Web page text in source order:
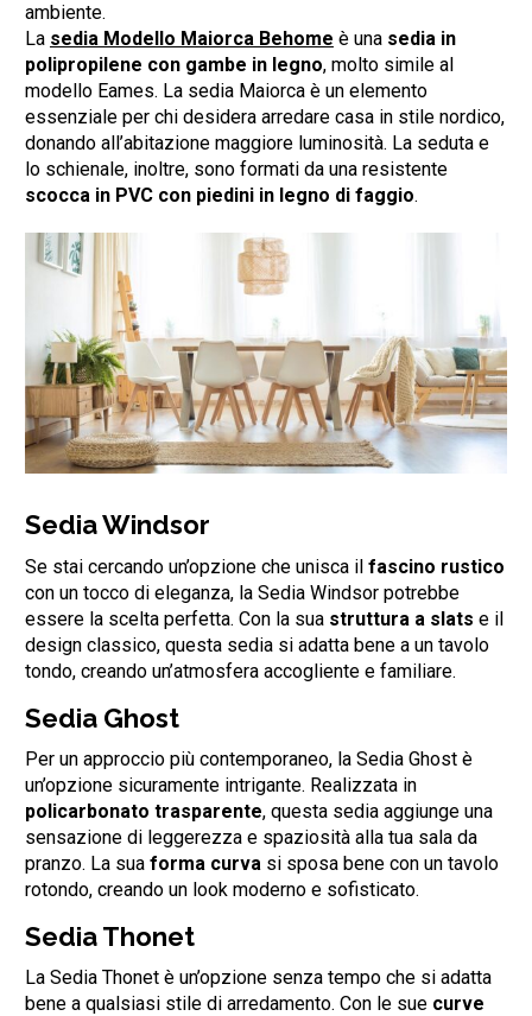
ambiente.
La sedia Modello Maiorca Behome è una sedia in
polipropilene con gambe in legno, molto simile al
modello Eames. La sedia Maiorca è un elemento
essenziale per chi desidera arredare casa in stile nordico,
donando all’abitazione maggiore luminosità. La seduta e
lo schienale, inoltre, sono formati da una resistente
scocca in PVC con piedini in legno di faggio.
Sedia Windsor
Se stai cercando un’opzione che unisca il fascino rustico
con un tocco di eleganza, la Sedia Windsor potrebbe
essere la scelta perfetta. Con la sua struttura a slats e il
design classico, questa sedia si adatta bene a un tavolo
tondo, creando un’atmosfera accogliente e familiare.
Sedia Ghost
Per un approccio più contemporaneo, la Sedia Ghost è
un’opzione sicuramente intrigante. Realizzata in
policarbonato trasparente, questa sedia aggiunge una
sensazione di leggerezza e spaziosità alla tua sala da
pranzo. La sua forma curva si sposa bene con un tavolo
rotondo, creando un look moderno e sofisticato.
Sedia Thonet
La Sedia Thonet è un’opzione senza tempo che si adatta
bene a qualsiasi stile di arredamento. Con le sue curve